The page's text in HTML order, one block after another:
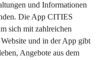
und Informationen
Die App CITIES
sich mit zahlreichen
und in der App gibt
Angebote aus dem